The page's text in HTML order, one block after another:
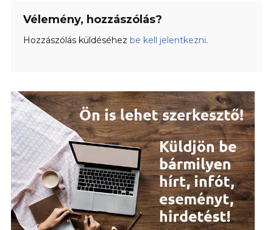
Vélemény, hozzászólás?
Hozzászólás küldéséhez be kell jelentkezni.